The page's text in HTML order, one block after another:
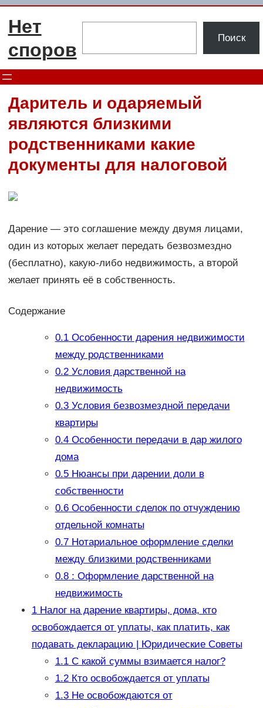
Перейти
Нет
споров
Поиск
Даритель и одаряемый
являются близкими
родственниками какие
документы для налоговой
Дарение — это соглашение между двумя лицами,
один из которых желает передать безвозмездно
(бесплатно), какую-либо недвижимость, а второй
желает принять её в собственность.
Содержание
0.1Особенности дарения недвижимости
между родственниками
0.2Условия дарственной на
недвижимость
0.3Условия безвозмездной передачи
квартиры
0.4Особенности передачи в дар жилого
дома
0.5Нюансы при дарении доли в
собственности
0.6Особенности сделок по отчуждению
отдельной комнаты
0.7Нотариальное оформление сделки
между близкими родственниками
0.8: Оформление дарственной на
недвижимость
1Налог на дарение квартиры, дома, кто
освобождается от уплаты, как платить, как
подавать декларацию | Юридические Советы
1.1С какой суммы взимается налог?
1.2Кто освобождается от уплаты
1.3Не освобождаются от